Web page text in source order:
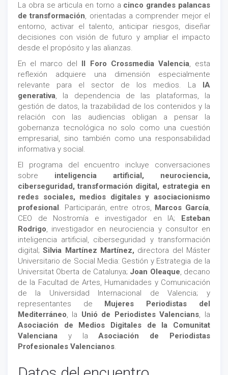
La obra se articula en torno a cinco grandes palancas
de transformación, orientadas a comprender mejor el
entorno, activar el talento, anticipar riesgos, diseñar
decisiones con visión de futuro y ampliar el impacto
desde el propósito y las alianzas.
En el marco del II Foro Crossmedia Valencia, esta
reflexión adquiere una dimensión especialmente
relevante para el sector de los medios. La IA
generativa, la dependencia de las plataformas, la
gestión de datos, la trazabilidad de los contenidos y la
relación con las audiencias obligan a pensar la
gobernanza tecnológica no solo como una cuestión
empresarial, sino también como una responsabilidad
informativa y social.
El programa del encuentro incluye conversaciones
sobre inteligencia artificial, neurociencia,
ciberseguridad, transformación digital, estrategia en
redes sociales, medios digitales y asociacionismo
profesional. Participarán, entre otros, Marcos García,
CEO de Nostromía e investigador en IA; Esteban
Rodrigo, investigador en neurociencia y consultor en
inteligencia artificial, ciberseguridad y transformación
digital;Silvia Martínez Martínez, directora del Máster
Universitario de Social Media: Gestión y Estrategia de la
Universitat Oberta de Catalunya; Joan Oleaque, decano
de la Facultad de Artes, Humanidades y Comunicación
de la Universidad Internacional de Valencia; y
representantes de Mujeres Periodistas del
Mediterráneo, la Unió de Periodistes Valencians, la
Asociación de Medios Digitales de la Comunitat
Valenciana y laAsociación de Periodistas
Profesionales Valencianos.